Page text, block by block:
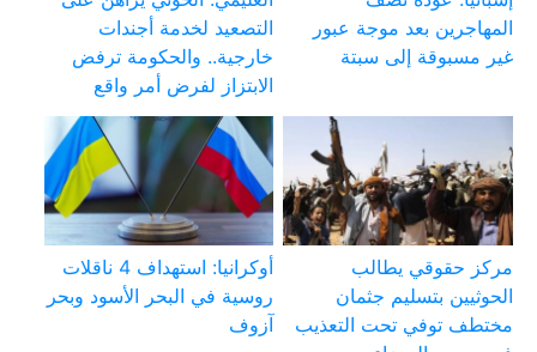
المهاجرين بعد موجة عبور
غير مسبوقة إلى سبتة
التصعيد لخدمة أجندات
خارجية.. والحكومة ترفض
الابتزاز لفرض أمر واقع
مركز حقوقي يطالب
الحوثيين بتسليم جثمان
مختطف توفي تحت التعذيب
أوكرانيا: استهداف 4 ناقلات
روسية في البحر الأسود وبحر
آزوف